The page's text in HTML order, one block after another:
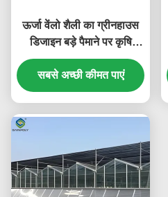
ऊर्जा वेंलो शैली का ग्रीनहाउस
डिजाइन बड़े पैमाने पर कृषि
उत्पादन के लिए उपयुक्त है जो
पौधों के विकास की स्थिति में
सुधार करता है
सबसे अच्छी कीमत पाएं